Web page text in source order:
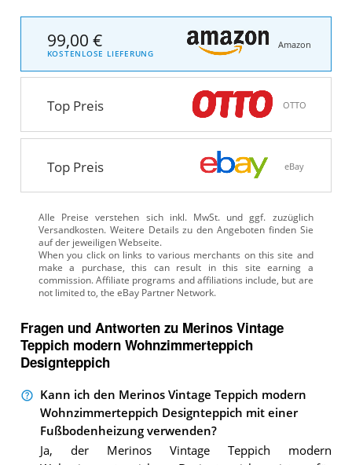
99,00 €
KOSTENLOSE LIEFERUNG
Amazon
Top Preis OTTO
Top Preis eBay
Alle Preise verstehen sich inkl. MwSt. und ggf. zuzüglich
Versandkosten. Weitere Details zu den Angeboten finden Sie
auf der jeweiligen Webseite.
Fragen und Antworten zu Merinos Vintage
Teppich modern Wohnzimmerteppich
Designteppich
Kann ich den Merinos Vintage Teppich modern
Wohnzimmerteppich Designteppich mit einer
Fußbodenheizung verwenden?
Ja, der Merinos Vintage Teppich modern